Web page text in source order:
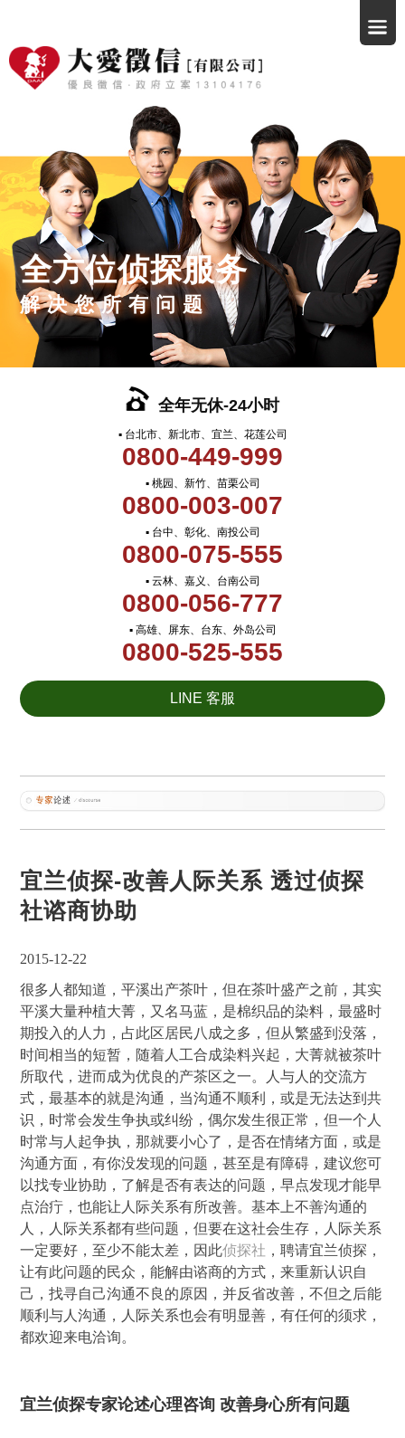
全方位侦探服务
解决您所有问题
全年无休-24小时
▪ 台北市、新北市、宜兰、花莲公司
0800-449-999
▪ 桃园、新竹、苗栗公司
0800-003-007
▪ 台中、彰化、南投公司
0800-075-555
▪ 云林、嘉义、台南公司
0800-056-777
▪ 高雄、屏东、台东、外岛公司
0800-525-555
LINE 客服
宜兰侦探-改善人际关系 透过侦探
社谘商协助
2015-12-22
很多人都知道，平溪出产茶叶，但在茶叶盛产之前，其实
平溪大量种植大菁，又名马蓝，是棉织品的染料，最盛时
期投入的人力，占此区居民八成之多，但从繁盛到没落，
时间相当的短暂，随着人工合成染料兴起，大菁就被茶叶
所取代，进而成为优良的产茶区之一。人与人的交流方
式，最基本的就是沟通，当沟通不顺利，或是无法达到共
识，时常会发生争执或纠纷，偶尔发生很正常，但一个人
时常与人起争执，那就要小心了，是否在情绪方面，或是
沟通方面，有你没发现的问题，甚至是有障碍，建议您可
以找专业协助，了解是否有表达的问题，早点发现才能早
点治疔，也能让人际关系有所改善。基本上不善沟通的
人，人际关系都有些问题，但要在这社会生存，人际关系
一定要好，至少不能太差，因此侦探社 ，聘请宜兰侦探，
让有此问题的民众，能解由谘商的方式，来重新认识自
己，找寻自己沟通不良的原因，并反省改善，不但之后能
顺利与人沟通，人际关系也会有明显善，有任何的须求，
都欢迎来电洽询。
宜兰侦探专家论述心理咨询 改善身心所有问题